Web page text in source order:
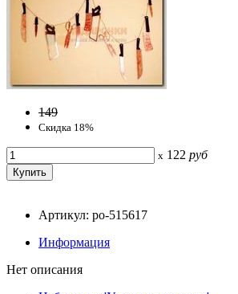
149
Скидка 18%
x 122 руб
Артикул: po-515617
Информация
Нет описания